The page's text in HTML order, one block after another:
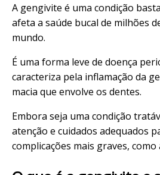
A gengivite é uma condição
afeta a saúde bucal de milhões
mundo.
É uma forma leve de doença
caracteriza pela inflamação da
macia que envolve os dentes.
Embora seja uma condição
atenção e cuidados adequados
complicações mais graves,